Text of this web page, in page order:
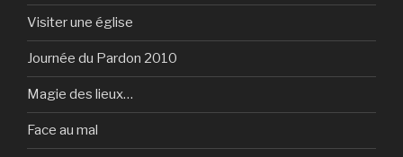
Visiter une église
Journée du Pardon 2010
Magie des lieux…
Face au mal